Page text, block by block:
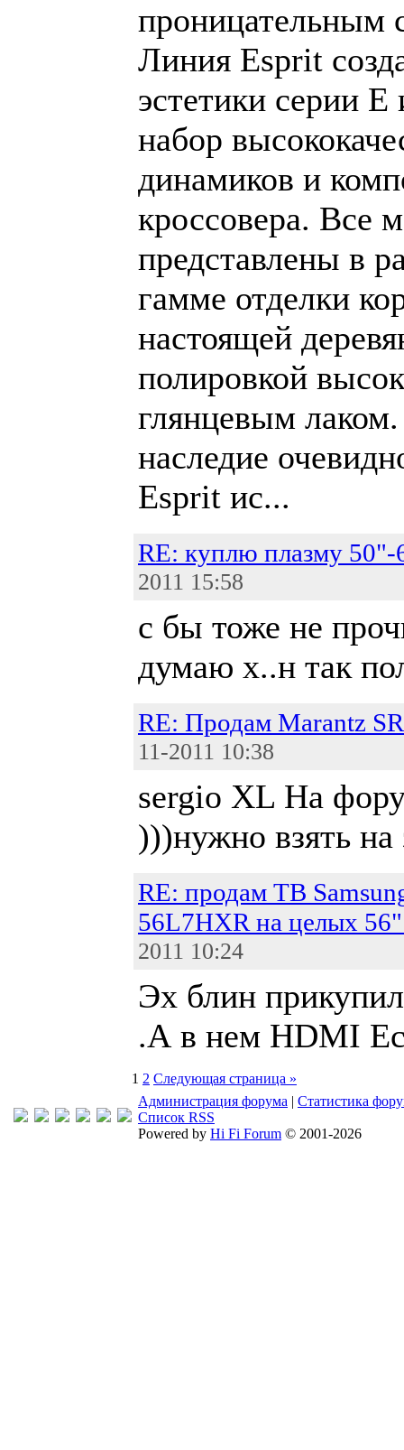
проницательным
Линия Esprit
эстетики серии Е
набор
динамиков и
кроссовера. Все
представлены в
гамме отделки
настоящей
полировкой
глянцевым лаком.
наследие
Esprit ис...
RE: куплю плазму 50"-
2011 15:58
с бы тоже не
думаю х..н так
RE: Продам Marantz
11-2011 10:38
sergio XL На
)))нужно взять на
RE: продам ТВ
56L7HXR на целых
2011 10:24
Эх блин
.А в нем HDMI
1 2 Следующая страница »
Администрация форума | Статистика
Список RSS
Powered by Hi Fi Forum © 2001-2026